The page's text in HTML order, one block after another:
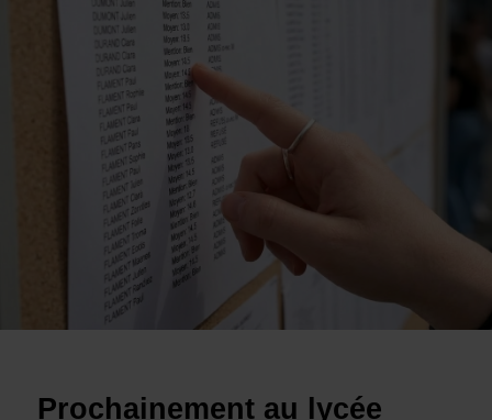
Prochainement au lycée